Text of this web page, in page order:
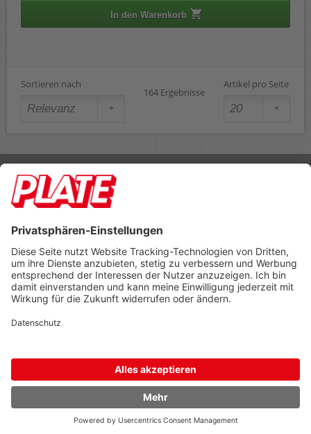
In den Warenkorb
Sortieren nach
164 Ergebnisse
Artikel pro Seite
Rufen Sie uns an 04298 401-0
Lieferbedingungen Impressum
Footer anzeigen
PLATE Büromaterial Vertriebs GmbH
Hilligenwarf 5
entwicklung: decoit